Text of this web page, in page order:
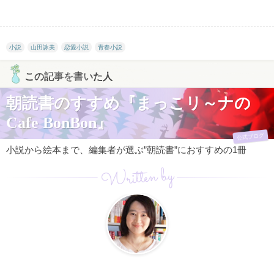
小説 山田詠美 恋愛小説 青春小説
この記事を書いた人
朝読書のすすめ『まっこリ～ナの
Cafe BonBon』
公式ブログ
小説から絵本まで、編集者が選ぶ”朝読書”におすすめの1冊
Written by